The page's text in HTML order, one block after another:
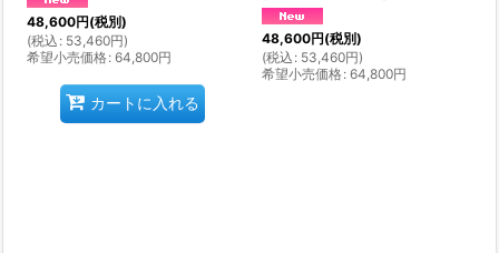
48,600円(税別)
(税込 : 53,460円)
希望小売価格: 64,800円
カートに入れる
48,600円(税別)
(税込 : 53,460円)
希望小売価格: 64,800円